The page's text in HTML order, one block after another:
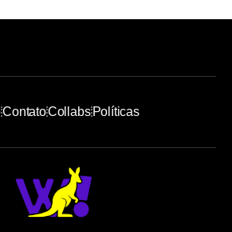
ContatoCollabsPolíticas